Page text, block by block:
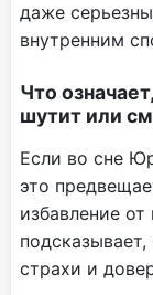
даже
внутренним
Что
шутит или
Если во сне
это
избавление
страхи и